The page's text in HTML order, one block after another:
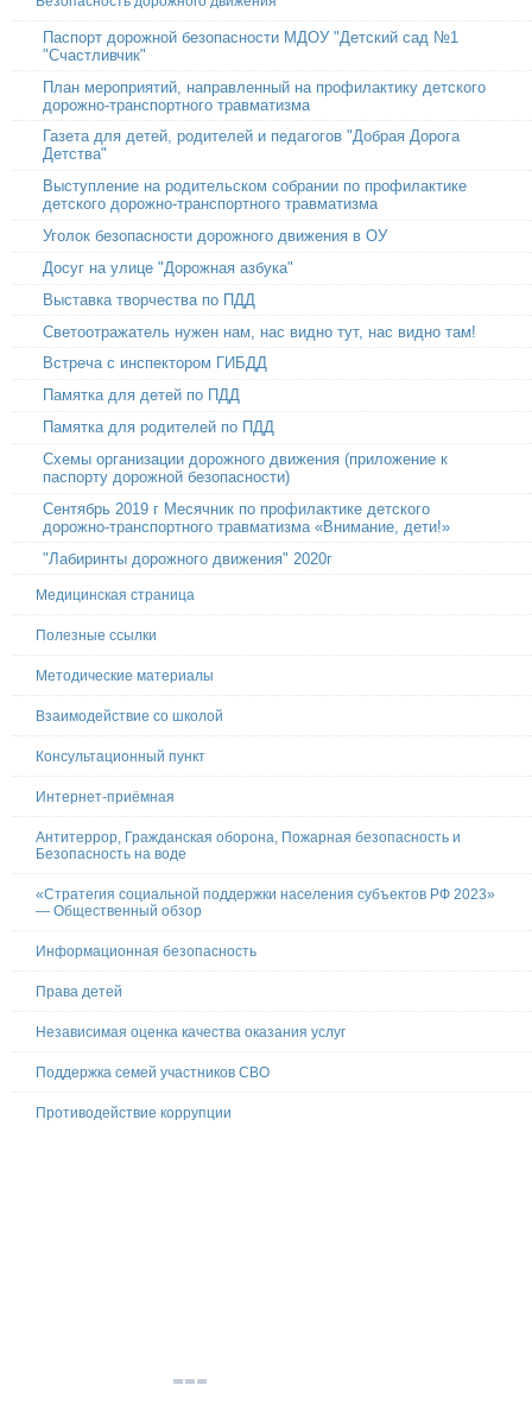
Паспорт дорожной безопасности МДОУ "Детский сад №1
"Счастливчик"
План мероприятий, направленный на профилактику детского
дорожно-транспортного травматизма
Газета для детей, родителей и педагогов "Добрая Дорога
Детства"
Выступление на родительском собрании по профилактике
детского дорожно-транспортного травматизма
Уголок безопасности дорожного движения в ОУ
Досуг на улице "Дорожная азбука"
Выставка творчества по ПДД
Светоотражатель нужен нам, нас видно тут, нас видно там!
Встреча с инспектором ГИБДД
Памятка для детей по ПДД
Памятка для родителей по ПДД
Схемы организации дорожного движения (приложение к
паспорту дорожной безопасности)
Сентябрь 2019 г Месячник по профилактике детского
дорожно-транспортного травматизма «Внимание, дети!»
"Лабиринты дорожного движения" 2020г
Медицинская страница
Полезные ссылки
Методические материалы
Взаимодействие со школой
Консультационный пункт
Интернет-приёмная
Антитеррор, Гражданская оборона, Пожарная безопасность и
Безопасность на воде
«Стратегия социальной поддержки населения субъектов РФ 2023»
— Общественный обзор
Информационная безопасность
Права детей
Независимая оценка качества оказания услуг
Поддержка семей участников СВО
Противодействие коррупции